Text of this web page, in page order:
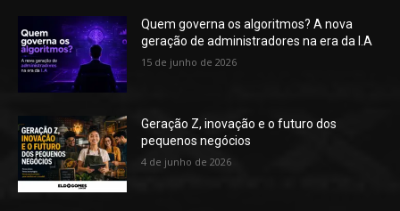
Quem governa os algoritmos? A nova
geração de administradores na era da I.A
15 de junho de 2026
Geração Z, inovação e o futuro dos
pequenos negócios
4 de junho de 2026